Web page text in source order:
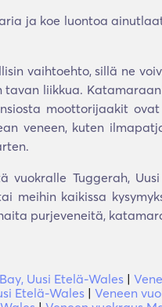
ja koe luontoa
vaihtoehto, sillä ne
liikkua.
moottorijaakit
veneen, kuten
Tuggerah,
kaikissa
purjeveneitä,
Uusi Etelä-Wales |
Etelä-Wales | Veneen